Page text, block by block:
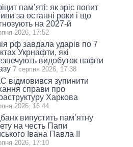
пам’яті: як зріс попит
за останні роки і що
на 2027-й
2026, 17:52
рф завдала ударів по 7
Укрнафти, які
видобуток нафти
7 серпня 2026, 17:38
відмовився зупинити
справи про
Харкова
2026, 16:44
випустить пам’ятну
на честь Папи
Івана Павла II
2026, 17:10